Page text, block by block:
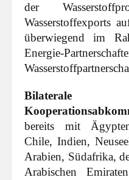
der
Wasserstoffexports
überwiegend im
Energie-
Bilaterale
bereits mit
Chile, Indien,
Arabien, Südafrika,
Arabischen